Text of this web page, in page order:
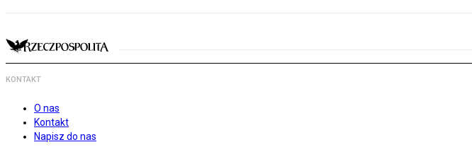
KONTAKT
O nas
Kontakt
Napisz do nas